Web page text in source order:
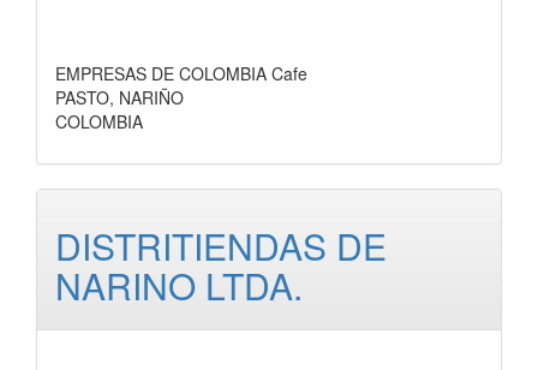
EMPRESAS DE COLOMBIA Cafe
PASTO, NARIÑO
COLOMBIA
DISTRITIENDAS DE
NARINO LTDA.